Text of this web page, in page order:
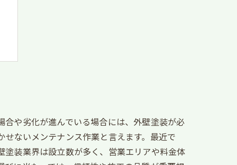
や劣化が進んでいる場合には、外壁塗装が必
ないメンテナンス作業と言えます。最近で
装業界は設立数が多く、営業エリアや料金体